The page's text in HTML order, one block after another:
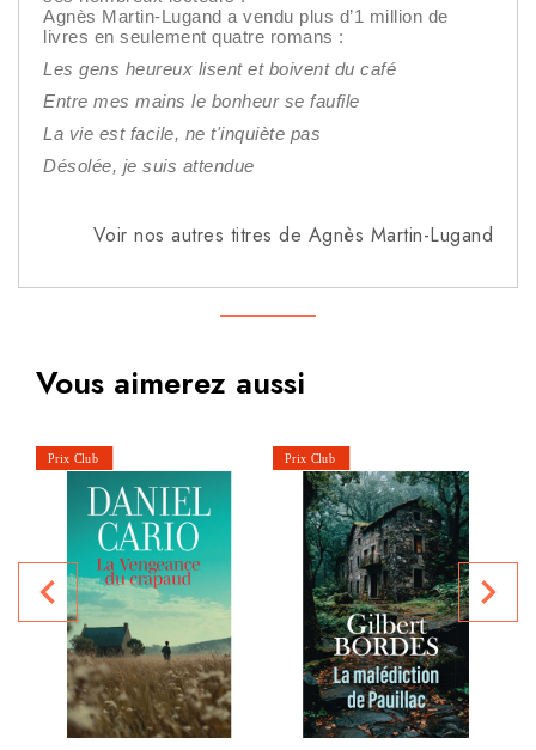
Agnès Martin-Lugand a vendu plus d’1 million de
livres en seulement quatre romans :
Les gens heureux lisent et boivent du café
Entre mes mains le bonheur se faufile
La vie est facile, ne t'inquiète pas
Désolée, je suis attendue
Voir nos autres titres de Agnès Martin-Lugand
Vous aimerez aussi
navigate_before navigate_next